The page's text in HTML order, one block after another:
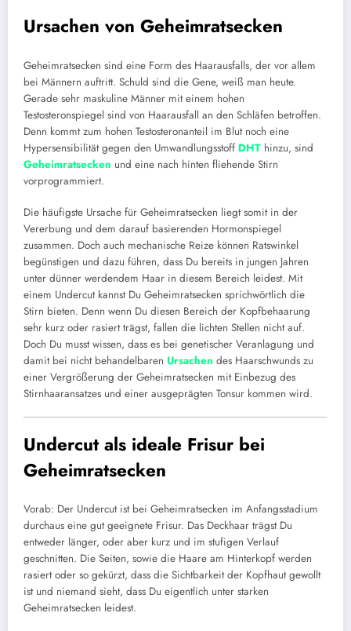
Ursachen von Geheimratsecken
Geheimratsecken sind eine Form des Haarausfalls, der vor allem
bei Männern auftritt. Schuld sind die Gene, weiß man heute.
Gerade sehr maskuline Männer mit einem hohen
Testosteronspiegel sind von Haarausfall an den Schläfen betroffen.
Denn kommt zum hohen Testosteronanteil im Blut noch eine
Hypersensibilität gegen den Umwandlungsstoff DHT hinzu, sind
Geheimratsecken und eine nach hinten fliehende Stirn
vorprogrammiert.
Die häufigste Ursache für Geheimratsecken liegt somit in der
Vererbung und dem darauf basierenden Hormonspiegel
zusammen. Doch auch mechanische Reize können Ratswinkel
begünstigen und dazu führen, dass Du bereits in jungen Jahren
unter dünner werdendem Haar in diesem Bereich leidest. Mit
einem Undercut kannst Du Geheimratsecken sprichwörtlich die
Stirn bieten. Denn wenn Du diesen Bereich der Kopfbehaarung
sehr kurz oder rasiert trägst, fallen die lichten Stellen nicht auf.
Doch Du musst wissen, dass es bei genetischer Veranlagung und
damit bei nicht behandelbaren Ursachen des Haarschwunds zu
einer Vergrößerung der Geheimratsecken mit Einbezug des
Stirnhaaransatzes und einer ausgeprägten Tonsur kommen wird.
Undercut als ideale Frisur bei
Geheimratsecken
Vorab: Der Undercut ist bei Geheimratsecken im Anfangsstadium
durchaus eine gut geeignete Frisur. Das Deckhaar trägst Du
entweder länger, oder aber kurz und im stufigen Verlauf
geschnitten. Die Seiten, sowie die Haare am Hinterkopf werden
rasiert oder so gekürzt, dass die Sichtbarkeit der Kopfhaut gewollt
ist und niemand sieht, dass Du eigentlich unter starken
Geheimratsecken leidest.